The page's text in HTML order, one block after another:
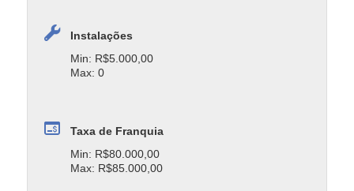
Instalações
Min: R$5.000,00
Max: 0
Taxa de Franquia
Min: R$80.000,00
Max: R$85.000,00